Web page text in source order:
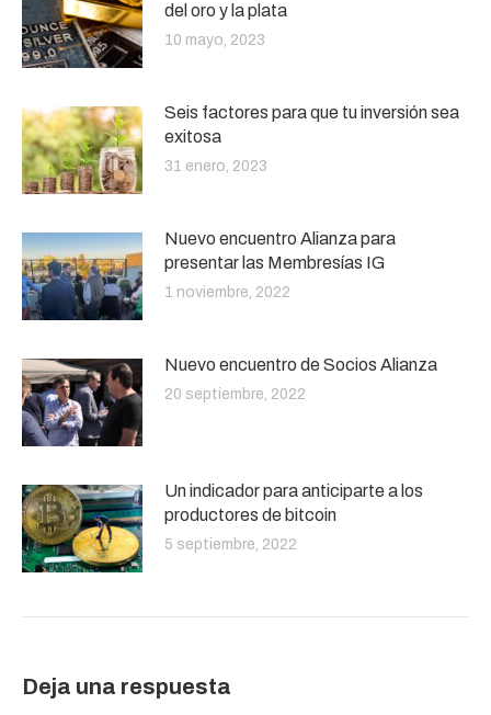
del oro y la plata
10 mayo, 2023
Seis factores para que tu inversión sea
exitosa
31 enero, 2023
Nuevo encuentro Alianza para
presentar las Membresías IG
1 noviembre, 2022
Nuevo encuentro de Socios Alianza
20 septiembre, 2022
Un indicador para anticiparte a los
productores de bitcoin
5 septiembre, 2022
Deja una respuesta